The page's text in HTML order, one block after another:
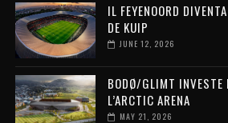
IL FEYENOORD
DE KUIP
JUNE 12, 2026
BODØ/GLIMT INVESTE
L’ARCTIC ARENA
MAY 21, 2026